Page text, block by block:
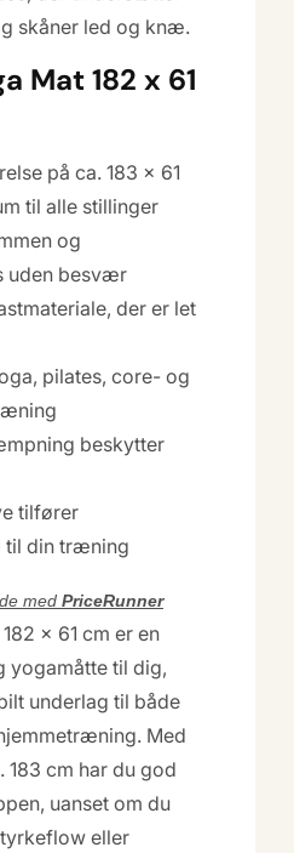
skåner led og knæ.
Mat 182 x 61
på ca. 183 × 61
til alle stillinger
og
uden besvær
der er let
pilates, core- og
beskytter
tilfører
til din træning
med PriceRunner
x 61 cm er en
yogamåtte til dig,
underlag til både
Med
cm har du god
uanset om du
eller